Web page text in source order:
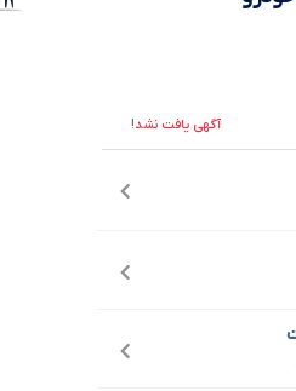
آگهی یافت نشد!